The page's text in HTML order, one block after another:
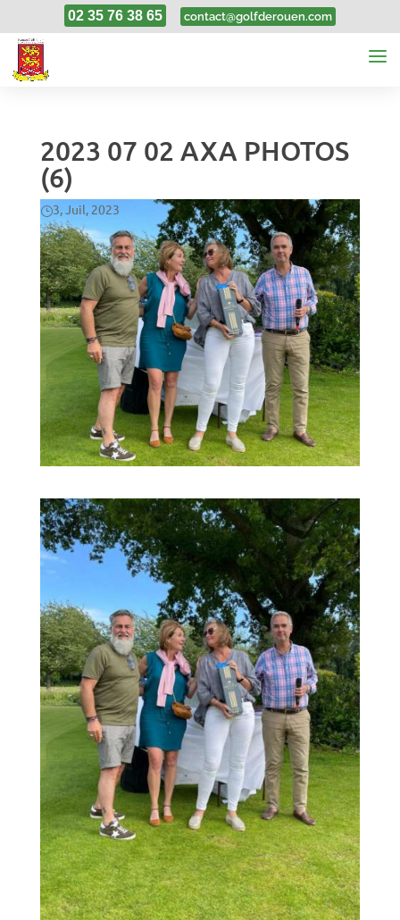
02 35 76 38 65 contact@golfderouen.com
2023 07 02 AXA PHOTOS
(6)
3, Juil, 2023